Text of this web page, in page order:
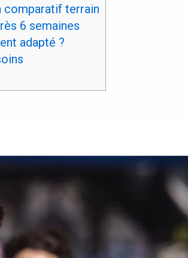
comparatif terrain
6 semaines
adapté ?